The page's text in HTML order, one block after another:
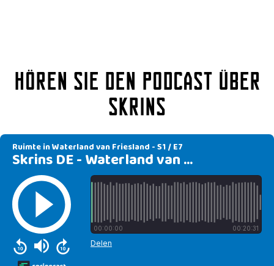
Hören Sie den Podcast über
Skrins